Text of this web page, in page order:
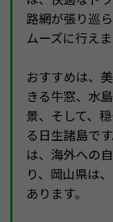
路網が張り巡
ムーズに行えま
おすすめは、
きる牛窓、水
景、そして、
る日生諸島で
は、海外への
り、岡山県は
あります。